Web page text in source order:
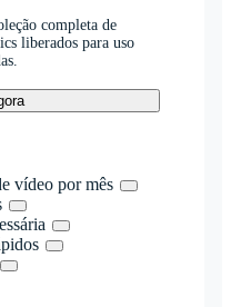
completa de
liberados para uso
vídeo por mês